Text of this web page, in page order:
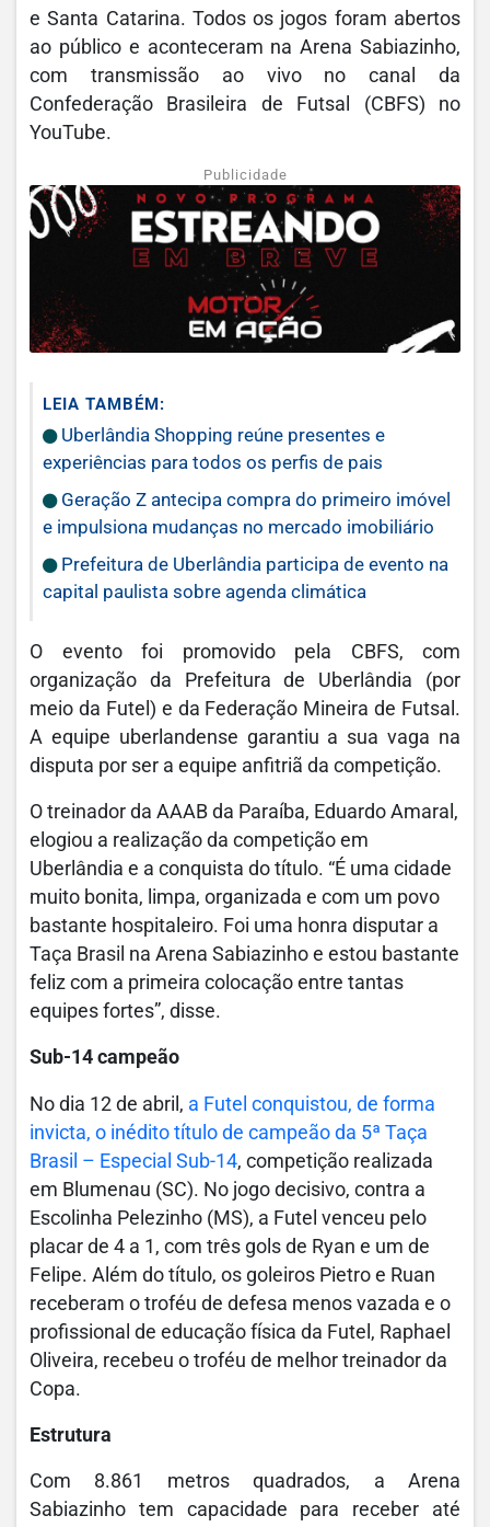
e Santa Catarina. Todos os jogos foram abertos
ao público e aconteceram na Arena Sabiazinho,
com transmissão ao vivo no canal da
Confederação Brasileira de Futsal (CBFS) no
YouTube.
Publicidade
LEIA TAMBÉM:
Uberlândia Shopping reúne presentes e
experiências para todos os perfis de pais
Geração Z antecipa compra do primeiro imóvel
e impulsiona mudanças no mercado imobiliário
Prefeitura de Uberlândia participa de evento na
capital paulista sobre agenda climática
O evento foi promovido pela CBFS, com
organização da Prefeitura de Uberlândia (por
meio da Futel) e da Federação Mineira de Futsal.
A equipe uberlandense garantiu a sua vaga na
disputa por ser a equipe anfitriã da competição.
O treinador da AAAB da Paraíba, Eduardo Amaral,
elogiou a realização da competição em
Uberlândia e a conquista do título. “É uma cidade
muito bonita, limpa, organizada e com um povo
bastante hospitaleiro. Foi uma honra disputar a
Taça Brasil na Arena Sabiazinho e estou bastante
feliz com a primeira colocação entre tantas
equipes fortes”, disse.
Sub-14 campeão
No dia 12 de abril, a Futel conquistou, de forma
invicta, o inédito título de campeão da 5ª Taça
Brasil – Especial Sub-14, competição realizada
em Blumenau (SC). No jogo decisivo, contra a
Escolinha Pelezinho (MS), a Futel venceu pelo
placar de 4 a 1, com três gols de Ryan e um de
Felipe. Além do título, os goleiros Pietro e Ruan
receberam o troféu de defesa menos vazada e o
profissional de educação física da Futel, Raphael
Oliveira, recebeu o troféu de melhor treinador da
Copa.
Estrutura
Com 8.861 metros quadrados, a Arena
Sabiazinho tem capacidade para receber até